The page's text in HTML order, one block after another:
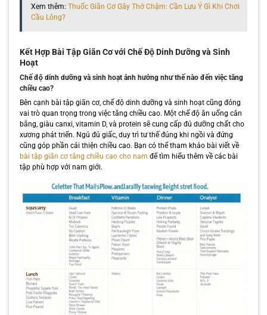
Xem thêm: Thuốc Giãn Cơ Gây Thở Chậm: Cần Lưu Ý Gì Khi Chơi
Cầu Lông?
Kết Hợp Bài Tập Giãn Cơ với Chế Độ Dinh Dưỡng và Sinh
Hoạt
Chế độ dinh dưỡng và sinh hoạt ảnh hưởng như thế nào đến việc tăng
chiều cao?
Bên cạnh bài tập giãn cơ, chế độ dinh dưỡng và sinh hoạt cũng đóng
vai trò quan trọng trong việc tăng chiều cao. Một chế độ ăn uống cân
bằng, giàu canxi, vitamin D, và protein sẽ cung cấp đủ dưỡng chất cho
xương phát triển. Ngủ đủ giấc, duy trì tư thế đúng khi ngồi và đứng
cũng góp phần cải thiện chiều cao. Bạn có thể tham khảo bài viết về
bài tập giãn cơ tăng chiều cao cho nam để tìm hiểu thêm về các bài
tập phù hợp với nam giới.